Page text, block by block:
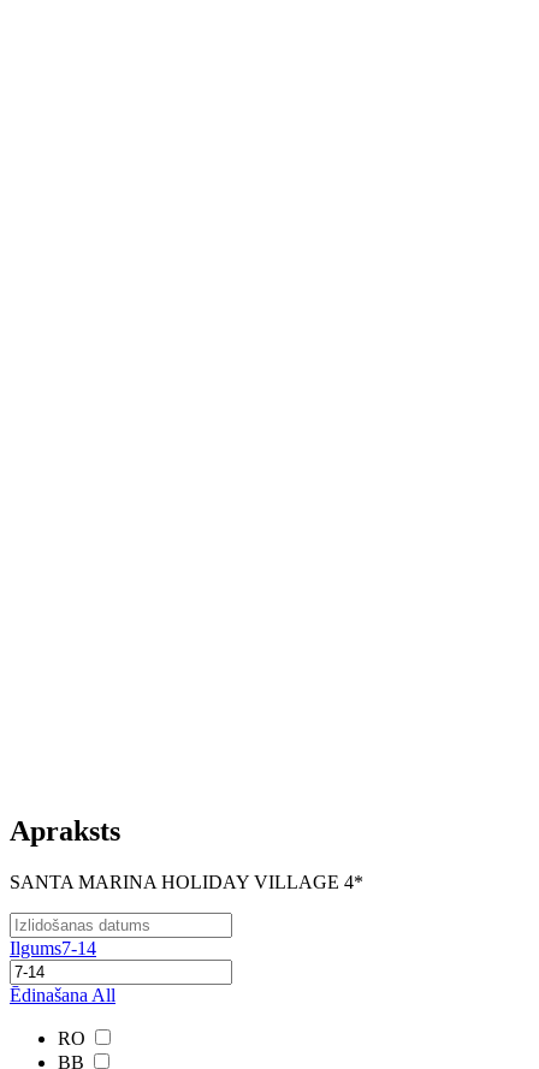
Apraksts
SANTA MARINA HOLIDAY VILLAGE 4*
Ilgums7-14
Ēdinašana All
RO
BB